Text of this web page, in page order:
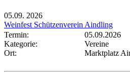
05.09. 2026
Weinfest Schützenverein Aindling
Termin:
05.09.2026
Kategorie:
Vereine
Ort:
Marktplatz